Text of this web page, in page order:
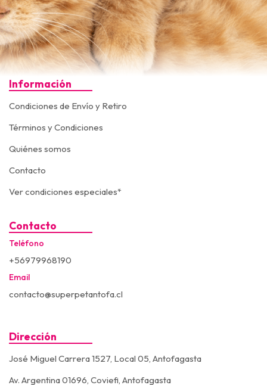
Información
Condiciones de Envío y Retiro
Términos y Condiciones
Quiénes somos
Contacto
Ver condiciones especiales*
Contacto
Teléfono
+56979968190
Email
contacto@superpetantofa.cl
Dirección
José Miguel Carrera 1527, Local 05, Antofagasta
Av. Argentina 01696, Coviefi, Antofagasta